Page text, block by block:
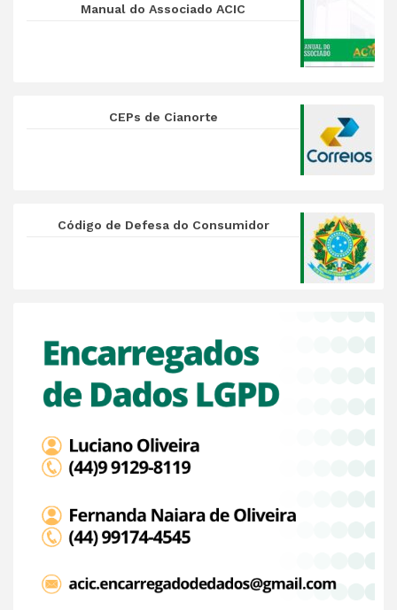
Manual do Associado ACIC
CEPs de Cianorte
Código de Defesa do Consumidor